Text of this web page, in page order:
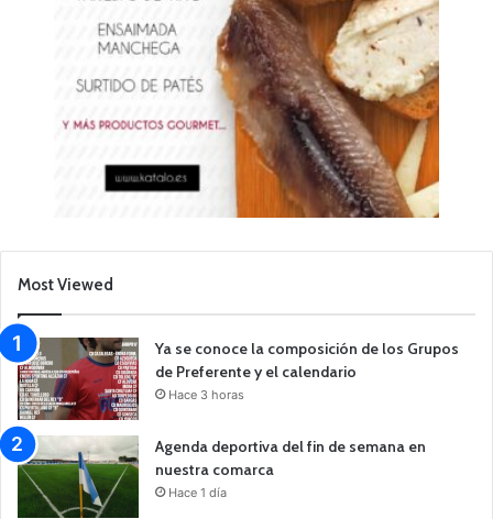
Most Viewed
Ya se conoce la composición de los Grupos
de Preferente y el calendario
Hace 3 horas
Agenda deportiva del fin de semana en
nuestra comarca
Hace 1 día